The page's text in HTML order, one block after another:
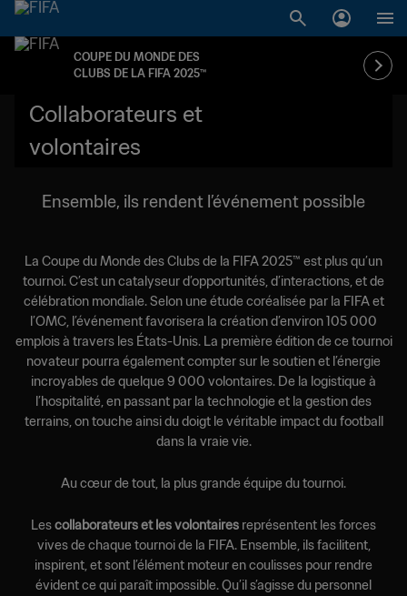
COUPE DU MONDE DES
CLUBS DE LA FIFA 2025™
Collaborateurs et
volontaires
Ensemble, ils rendent l’événement possible
La Coupe du Monde des Clubs de la FIFA 2025™ est plus qu’un
tournoi. C’est un catalyseur d’opportunités, d’interactions, et de
célébration mondiale. Selon une étude coréalisée par la FIFA et
l’OMC, l’événement favorisera la création d’environ 105 000
emplois à travers les États-Unis. La première édition de ce tournoi
novateur pourra également compter sur le soutien et l’énergie
incroyables de quelque 9 000 volontaires. De la logistique à
l’hospitalité, en passant par la technologie et la gestion des
terrains, on touche ainsi du doigt le véritable impact du football
dans la vraie vie.
Au cœur de tout, la plus grande équipe du tournoi.
Lescollaborateurs et les volontaires représentent les forces
vives de chaque tournoi de la FIFA. Ensemble, ils facilitent,
inspirent, et sont l’élément moteur en coulisses pour rendre
évident ce qui paraît impossible. Qu’il s’agisse du personnel